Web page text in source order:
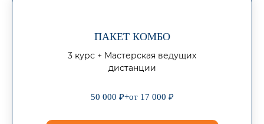
ПАКЕТ КОМБО
3 курс + Мастерская ведущих
дистанции
50 000 ₽+от 17 000 ₽